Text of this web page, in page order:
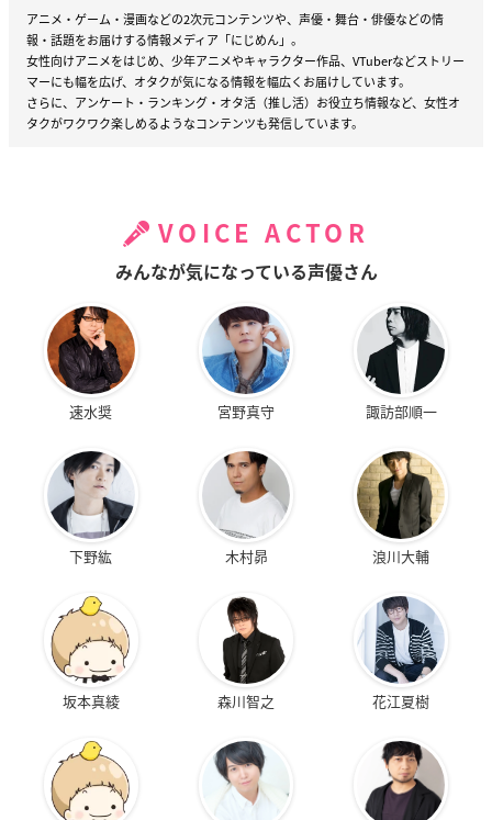
アニメ・ゲーム・漫画などの2次元コンテンツや、声優・舞台・俳優などの情
報・話題をお届けする情報メディア「にじめん」。
女性向けアニメをはじめ、少年アニメやキャラクター作品、VTuberなどストリー
マーにも幅を広げ、オタクが気になる情報を幅広くお届けしています。
さらに、アンケート・ランキング・オタ活（推し活）お役立ち情報など、女性オ
タクがワクワク楽しめるようなコンテンツも発信しています。
VOICE ACTOR
みんなが気になっている声優さん
速水奨 宮野真守 諏訪部順一
下野紘 木村昴 浪川大輔
坂本真綾 森川智之 花江夏樹